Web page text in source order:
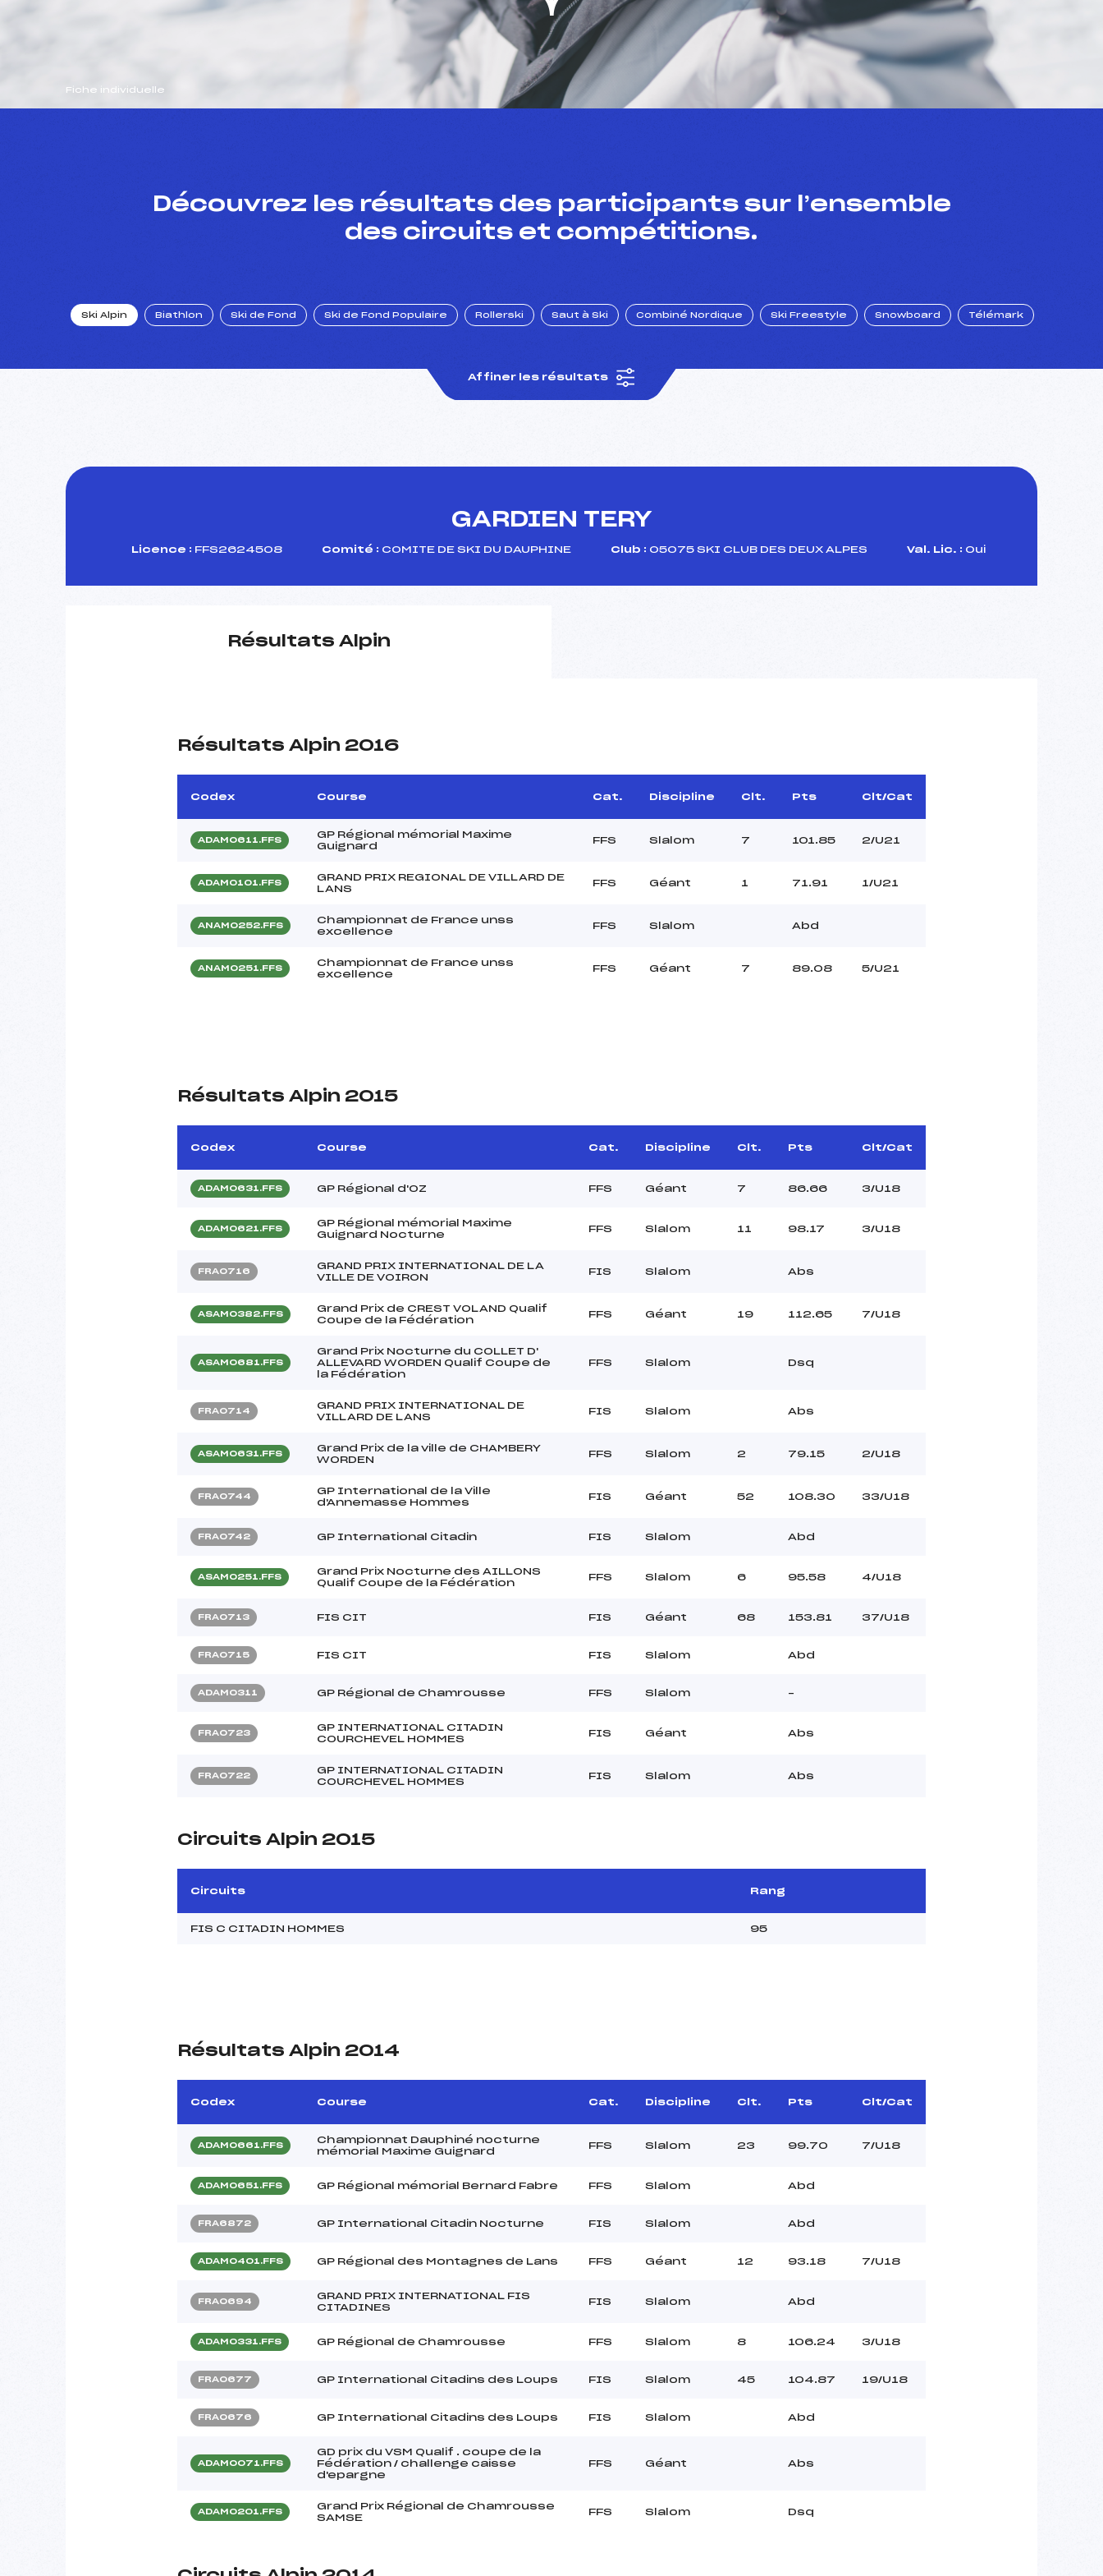
Fiche individuelle
Découvrez les résultats des participants sur l’ensemble
des circuits et compétitions.
Ski Alpin Biathlon Ski de Fond Ski de Fond Populaire Rollerski Saut à Ski Combiné Nordique Ski Freestyle Snowboard Télémark
Affiner les résultats
GARDIEN TERY
Licence : FFS2624508 Comité : COMITE DE SKI DU DAUPHINE Club : 05075 SKI CLUB DES DEUX ALPES Val. Lic. : Oui
Résultats Alpin
Résultats Alpin 2016
Codex Course Cat. Discipline Clt. Pts Clt/Cat
ADAM0611.FFS
GP Régional mémorial Maxime
Guignard
FFS Slalom 7 101.85 2/U21
ADAM0101.FFS
GRAND PRIX REGIONAL DE VILLARD DE
LANS
FFS Géant 1 71.91 1/U21
ANAM0252.FFS
Championnat de France unss
excellence
FFS Slalom Abd
ANAM0251.FFS
Championnat de France unss
excellence
FFS Géant 7 89.08 5/U21
Résultats Alpin 2015
Codex Course Cat. Discipline Clt. Pts Clt/Cat
ADAM0631.FFS GP Régional d'OZ FFS Géant 7 86.66 3/U18
ADAM0621.FFS
GP Régional mémorial Maxime
Guignard Nocturne
FFS Slalom 11 98.17 3/U18
FRA0716
GRAND PRIX INTERNATIONAL DE LA
VILLE DE VOIRON
FIS Slalom Abs
ASAM0382.FFS
Grand Prix de CREST VOLAND Qualif
Coupe de la Fédération
FFS Géant 19 112.65 7/U18
ASAM0681.FFS
Grand Prix Nocturne du COLLET D'
ALLEVARD WORDEN Qualif Coupe de
la Fédération
FFS Slalom Dsq
FRA0714
GRAND PRIX INTERNATIONAL DE
VILLARD DE LANS
FIS Slalom Abs
ASAM0631.FFS
Grand Prix de la ville de CHAMBERY
WORDEN
FFS Slalom 2 79.15 2/U18
FRA0744
GP International de la Ville
d'Annemasse Hommes
FIS Géant 52 108.30 33/U18
FRA0742 GP International Citadin FIS Slalom Abd
ASAM0251.FFS
Grand Prix Nocturne des AILLONS
Qualif Coupe de la Fédération
FFS Slalom 6 95.58 4/U18
FRA0713 FIS CIT FIS Géant 68 153.81 37/U18
FRA0715 FIS CIT FIS Slalom Abd
ADAM0311 GP Régional de Chamrousse FFS Slalom –
FRA0723
GP INTERNATIONAL CITADIN
COURCHEVEL HOMMES
FIS Géant Abs
FRA0722
GP INTERNATIONAL CITADIN
COURCHEVEL HOMMES
FIS Slalom Abs
Circuits Alpin 2015
Circuits Rang
FIS C CITADIN HOMMES 95
Résultats Alpin 2014
Codex Course Cat. Discipline Clt. Pts Clt/Cat
ADAM0661.FFS
Championnat Dauphiné nocturne
mémorial Maxime Guignard
FFS Slalom 23 99.70 7/U18
ADAM0651.FFS GP Régional mémorial Bernard Fabre FFS Slalom Abd
FRA6872 GP International Citadin Nocturne FIS Slalom Abd
ADAM0401.FFS GP Régional des Montagnes de Lans FFS Géant 12 93.18 7/U18
FRA0694
GRAND PRIX INTERNATIONAL FIS
CITADINES
FIS Slalom Abd
ADAM0331.FFS GP Régional de Chamrousse FFS Slalom 8 106.24 3/U18
FRA0677 GP International Citadins des Loups FIS Slalom 45 104.87 19/U18
FRA0676 GP International Citadins des Loups FIS Slalom Abd
ADAM0071.FFS
GD prix du VSM Qualif . coupe de la
Fédération / challenge caisse
d'epargne
FFS Géant Abs
ADAM0201.FFS
Grand Prix Régional de Chamrousse
SAMSE
FFS Slalom Dsq